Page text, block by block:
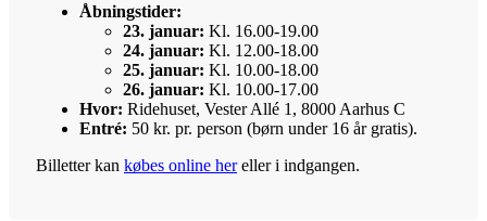
Åbningstider:
23. januar: Kl. 16.00-19.00
24. januar: Kl. 12.00-18.00
25. januar: Kl. 10.00-18.00
26. januar: Kl. 10.00-17.00
Hvor: Ridehuset, Vester Allé 1, 8000 Aarhus C
Entré: 50 kr. pr. person (børn under 16 år gratis).
Billetter kan købes online hereller i indgangen.